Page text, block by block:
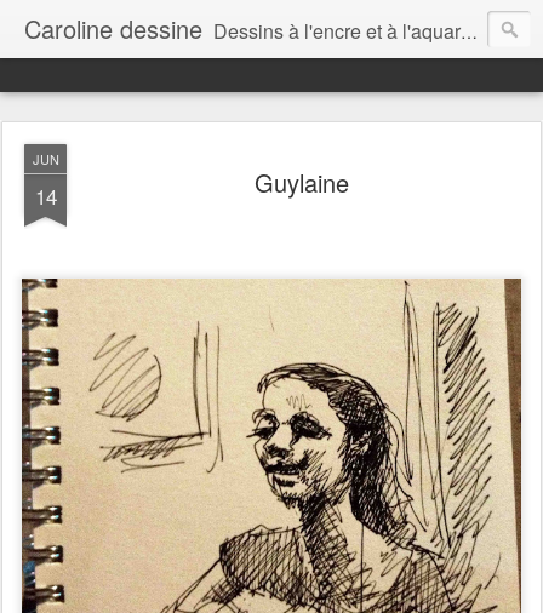
Caroline dessine Dessins à l'encre et à l'aquarelle par Caroline Lavergne, à Montréal et ailleurs (2007-2018)
JUN
14 Guylaine